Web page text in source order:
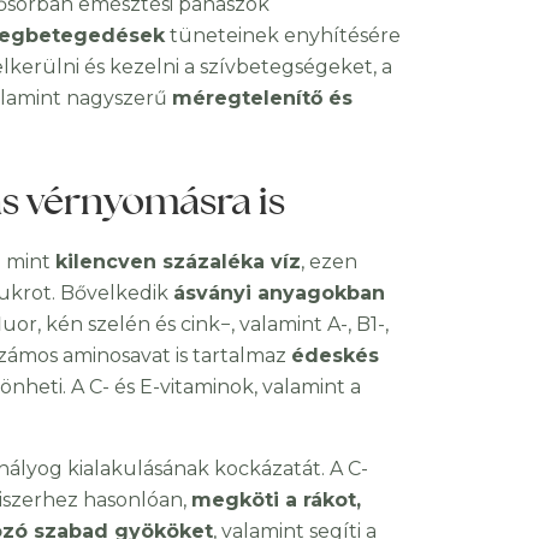
emésztési panaszok
tüneteinek enyhítésére
és kezelni a szívbetegségeket, a
nagyszerű méregtelenítő és
vérnyomásra is
mint kilencven százaléka víz, ezen
Bővelkedik ásványi anyagokban
kén szelén és cink−, valamint A-, B1-,
aminosavat is tartalmaz édeskés
A C- és E-vitaminok, valamint a
kialakulásának kockázatát. A C-
hasonlóan, megköti a rákot,
szabad gyököket, valamint segíti a